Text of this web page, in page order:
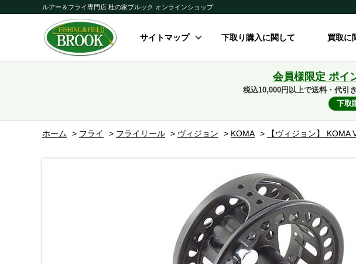
ルアー＆フライ専門店 杜の家ブルック オンラインショップ
サイトマップ 下取り購入に関して 買取に
会員様限定 ポイ
税込10,000円以上で送料・代引
下取
ホーム > フライ > フライリール > ヴィジョン > KOMA > 【ヴィジョン】 KOMA